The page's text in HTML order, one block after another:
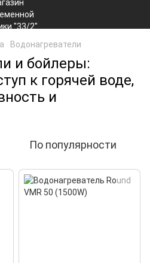
Водонагреватели
и бойлеры:
к горячей воде,
и
По популярности